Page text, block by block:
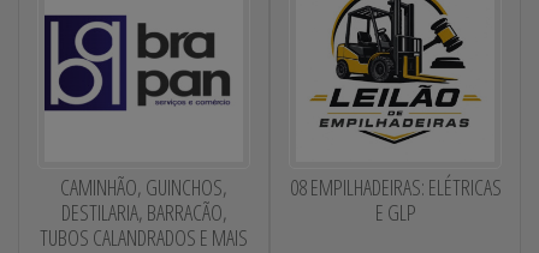
CAMINHÃO, GUINCHOS,
DESTILARIA, BARRACÃO,
TUBOS CALANDRADOS E MAIS
08 EMPILHADEIRAS: ELÉTRICAS
E GLP